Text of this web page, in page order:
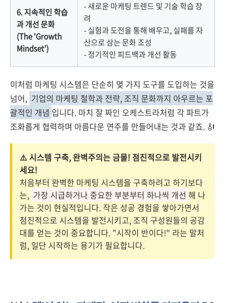
6. 지속적인 학습
과 개선 문화
(The 'Growth
Mindset')
- 새로운 마케팅 트렌드 및 기술 학습 장
려
- 실험과 도전을 통해 배우고, 실패를 자
산으로 삼는 문화 조성
- 정기적인 피드백과 개선 활동
이처럼 마케팅 시스템은 단순히 몇 가지 도구를 도입하는 것을
넘어, 기업의 마케팅 철학과 전략, 조직 문화까지 아우르는 포
괄적인 개념 입니다. 마치 잘 짜인 오케스트라처럼 각 파트가
조화롭게 협력하며 아름다운 연주를 만들어내는 것과 같죠. 🎻
⚠️ 시스템 구축, 완벽주의는 금물! 점진적으로 발전시키
세요!
처음부터 완벽한 마케팅 시스템을 구축하려고 하기보다
는, 가장 시급하거나 중요한 부분부터 하나씩 개선 해 나
가는 것이 현실적입니다. 작은 성공 경험을 쌓아가면서
점진적으로 시스템을 발전시키고, 조직 구성원들의 공감
대를 얻는 것이 중요합니다. "시작이 반이다!" 라는 말처
럼, 일단 시작하는 용기가 필요합니다.